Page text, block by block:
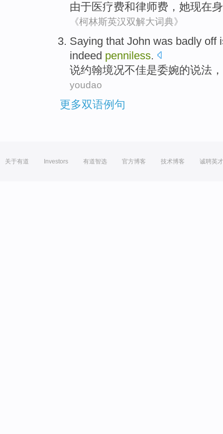
由于医疗费和律师费 ， 她现在
《柯林斯英汉双解大词典》
Saying that John was badly off
indeed penniless.
说约翰境况不佳是委婉的说法，
youdao
更多双语例句
关于有道 Investors 有道智选 官方博客 技术博客 诚聘英才